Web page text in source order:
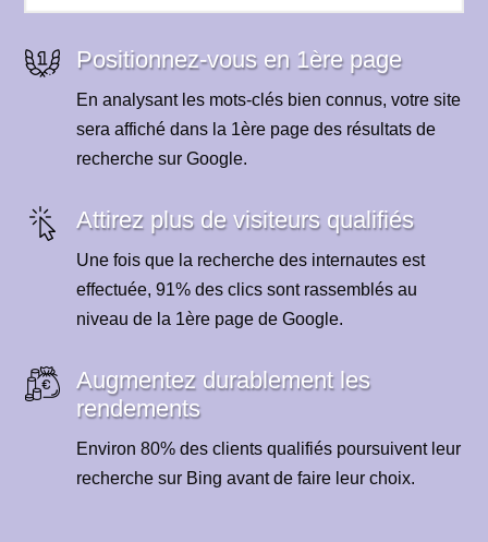
Positionnez-vous en 1ère page
En analysant les mots-clés bien connus, votre site
sera affiché dans la 1ère page des résultats de
recherche sur Google.
Attirez plus de visiteurs qualifiés
Une fois que la recherche des internautes est
effectuée, 91% des clics sont rassemblés au
niveau de la 1ère page de Google.
Augmentez durablement les
rendements
Environ 80% des clients qualifiés poursuivent leur
recherche sur Bing avant de faire leur choix.